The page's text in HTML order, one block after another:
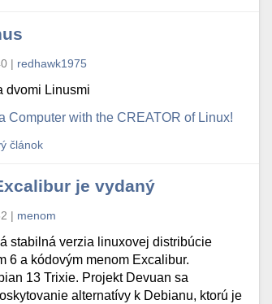
| redhawk1975
dvomi Linusmi
Computer with the CREATOR of Linux!
článok
je vydaný
| menom
stabilná verzia linuxovej distribúcie
6 a kódovým menom Excalibur.
13 Trixie. Projekt Devuan sa
alternatívy k Debianu, ktorú je